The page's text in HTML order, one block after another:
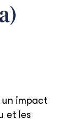
impact
et les